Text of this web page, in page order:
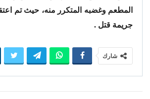
المطعم وغضبه المتكرر منه، حيث تم
جريمة قتل .
شارك